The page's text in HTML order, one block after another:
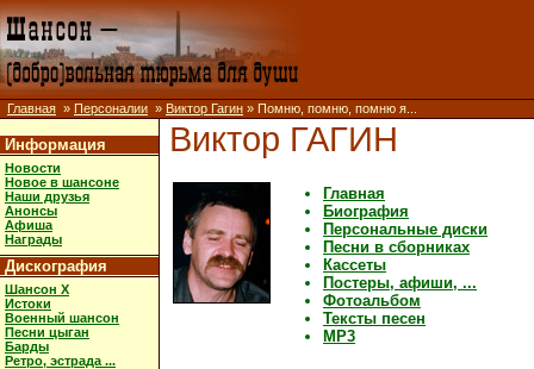
Главная » Персоналии » Виктор Гагин » Помню, помню, помню я...
Информация
Новости
Новое в шансоне
Наши друзья
Анонсы
Афиша
Награды
Дискография
Шансон X
Истоки
Военный шансон
Песни цыган
Барды
Ретро, эстрада ...
Виктор ГАГИН
Главная
Биография
Персональные диски
Песни в сборниках
Кассеты
Постеры, афиши, ...
Фотоальбом
Тексты песен
MP3